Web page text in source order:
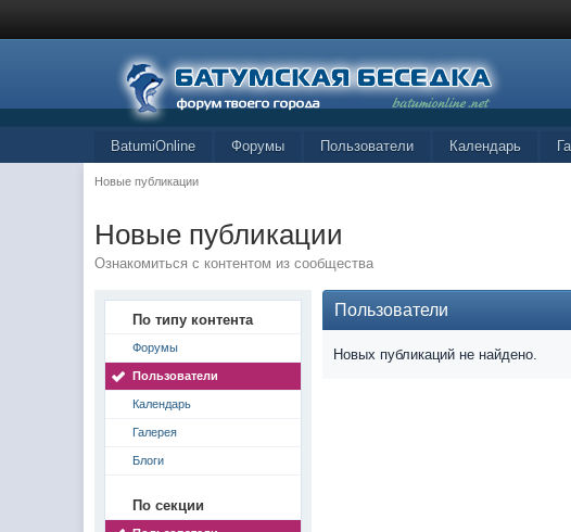
BatumiOnline Форумы Пользователи Календарь
Новые публикации
Новые публикации
Ознакомиться с контентом из сообщества
По типу контента
Форумы
Пользователи
Календарь
Галерея
Блоги
По секции
Пользователи
Новых публикаций не найдено.